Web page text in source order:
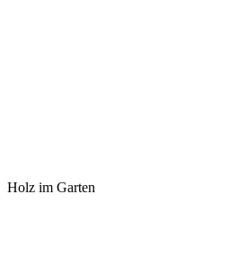
Holz im Garten